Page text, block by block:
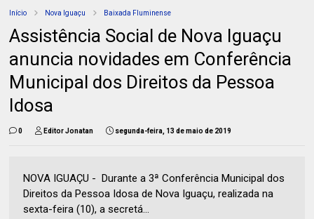
Início Nova Iguaçu Baixada Fluminense
Assistência Social de Nova Iguaçu
anuncia novidades em Conferência
Municipal dos Direitos da Pessoa
Idosa
0 Editor Jonatan segunda-feira, 13 de maio de 2019
NOVA IGUAÇU - Durante a 3ª Conferência Municipal dos
Direitos da Pessoa Idosa de Nova Iguaçu, realizada na
sexta-feira (10), a secretá...